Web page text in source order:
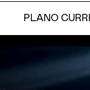
PLANO